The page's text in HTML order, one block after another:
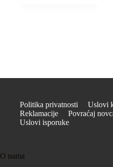
Politika privatnosti
Uslovi
Reklamacije
Povraćaj
Uslovi isporuke
O nama